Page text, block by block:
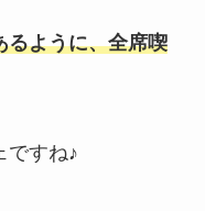
るように、全席喫
ですね♪